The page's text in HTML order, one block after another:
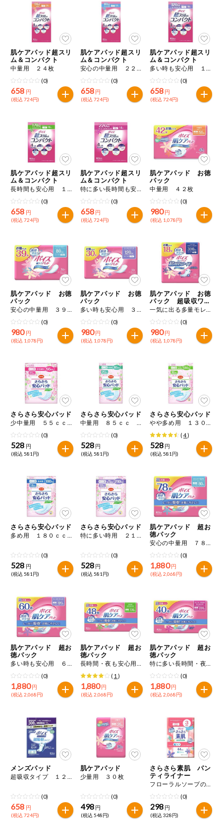
自動注文システム登録を確認する
自動注文システム登録を修正する
くらしの定番品（毎週企画）
専門ショップサイト
パルコープ・よどがわ生協のサービス
パルコープ・よどがわ生協の情報サイト
ご利用ガイド
アプリのダウンロード
PC版サイトを表示
テキスト注文サイトを表示
お問い合わせ
酒・ノンアル
コール
切り花・仏花
ティッシュ・
トイレットペ
ーパー
衛生・生理用
品
洗濯・バス・
トイレ用品
住居・生活用
品
コスメ＆ボデ
ィケア
衣料品
ペット
先着限定企画
スマート・ワ
ン注文
今週のお買い
コープ商品
今週の新登場
よりどりでお
トク
複数注文でお
トク
ポイントがも
らえる！
お弁当用商品
ミールキット
組合員さんの
リクエスト
いいもんみっ
け
ベビー・キッ
ズ関連
サプリメン
ト・栄養補助
食品
エシカル
キウイフルーツ 牛肉
さけ さば ゼラチン 大豆
鶏肉 バナナ 豚肉
マカダミアナッツ やまいも
アレルゲン情報は、商品企画時の情報のため、ご使用前には
必ず商品パッケージの表示をご確認ください。
特定原材料に準ずるものは、お取引先から情報提供のあった
範囲でのお知らせです。
肌ケアパッド超スリ
ム＆コンパクト
中量用 ２４枚
(0)
658 円
(税込 724円)
肌ケアパッド超スリ
ム＆コンパクト
安心の中量用 ２２枚
(0)
658 円
(税込 724円)
肌ケアパッド超スリ
ム＆コンパクト
多い時も安心用 １８枚
(0)
658 円
(税込 724円)
肌ケアパッド超スリ
ム＆コンパクト
長時間も安心用 １６枚
(0)
658 円
(税込 724円)
肌ケアパッド超スリ
ム＆コンパクト
特に多い長時間も安心用 １４枚
(0)
658 円
(税込 724円)
肌ケアパッド お徳
パック
中量用 ４２枚
(0)
980円
(税込 1,078円)
肌ケアパッド お徳
パック
安心の中量用 ３９枚
(0)
980 円
(税込 1,078円)
肌ケアパッド お徳
パック
多い時も安心用 ３０枚
(0)
980 円
(税込 1,078円)
肌ケアパッド お徳
パック 超吸収ワイ
ド
一気に出る多量モレに安心用 １８枚
(0)
980円
(税込 1,078円)
さらさら安心パッド
少中量用 ５５ｃｃ ２４枚入
(0)
528 円
(税込 581円)
さらさら安心パッド
中量用 ８５ｃｃ ２０枚入
(0)
528 円
(税込 581円)
さらさら安心パッド
やや多め用 １３０ｃｃ １６枚入
( 4)
528 円
(税込 581円)
さらさら安心パッド
多め用 １８０ｃｃ １４枚入
(0)
528 円
(税込 581円)
さらさら安心パッド
特に多い時用 ２１０ｃｃ １２枚入
(0)
528 円
(税込 581円)
肌ケアパッド 超お
徳パック
安心の中量用 ７８枚
(0)
1,880 円
(税込 2,068円)
肌ケアパッド 超お
徳パック
多い時も安心用 ６０枚
(0)
1,880 円
(税込 2,068円)
肌ケアパッド 超お
徳パック
長時間・夜も安心用 ４８枚
( 1 )
1,880 円
(税込 2,068円)
肌ケアパッド 超お
徳パック
特に多い長時間・夜も安心用 ４０枚
(0)
1,880 円
(税込 2,068円)
メンズパッド
超吸収タイプ １２枚
(0)
658 円
(税込 724円)
肌ケアパッド
少量用 ３０枚
(0)
498 円
(税込 548円)
さらさら素肌 パン
ティライナー
フローラルソープの香り ３ｃｃ ４４枚
(0)
298 円
(税込 328円)